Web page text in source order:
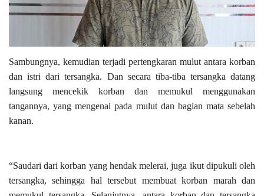
Sambungnya, kemudian terjadi pertengkaran mulut antara korban
dan istri dari tersangka. Dan secara tiba-tiba tersangka datang
langsung mencekik korban dan memukul menggunakan
tangannya, yang mengenai pada mulut dan bagian mata sebelah
kanan.
“Saudari dari korban yang hendak melerai, juga ikut dipukuli oleh
tersangka, sehingga hal tersebut membuat korban marah dan